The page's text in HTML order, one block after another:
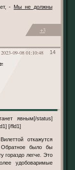
- Мы не должны
+3
14
2023-09-08 01:10:48
[/fld1]
Обратное было бы
гораздо легче. Это
удобоваримые